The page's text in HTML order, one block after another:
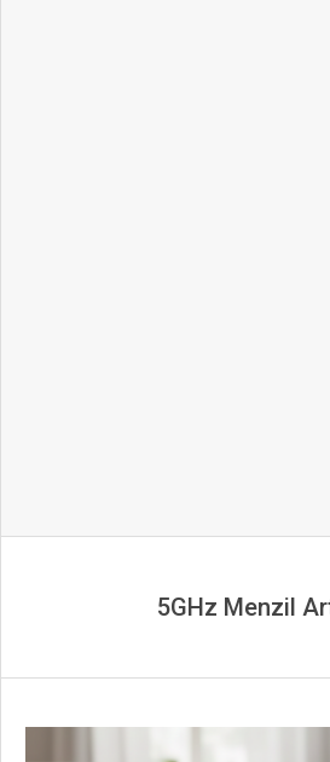
5GHz Menzil